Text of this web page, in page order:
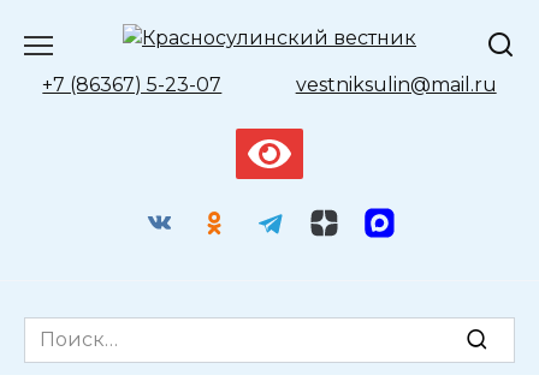
содержанию
+7 (86367) 5-23-07 vestniksulin@mail.ru
Search
for: